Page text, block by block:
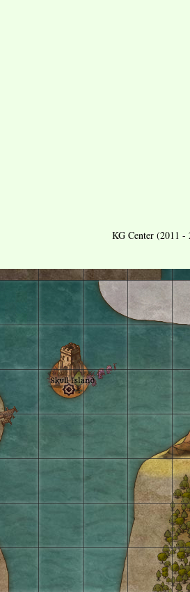
KG Center (2011 -